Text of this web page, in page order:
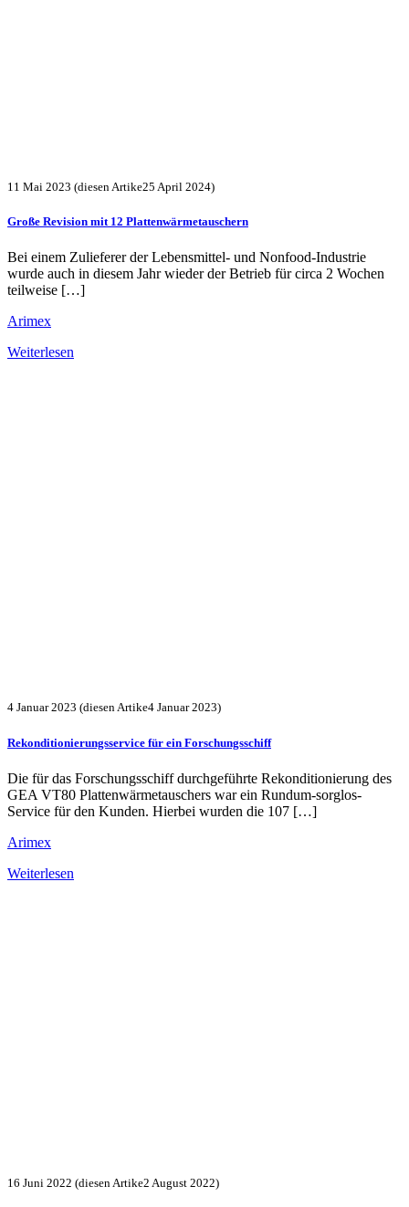
11 Mai 2023 (diesen Artike25 April 2024)
Große Revision mit 12 Plattenwärmetauschern
Bei einem Zulieferer der Lebensmittel- und Nonfood-Industrie
wurde auch in diesem Jahr wieder der Betrieb für circa 2 Wochen
teilweise […]
Arimex
Weiterlesen
4 Januar 2023 (diesen Artike4 Januar 2023)
Rekonditionierungsservice für ein Forschungsschiff
Die für das Forschungsschiff durchgeführte Rekonditionierung des
GEA VT80 Plattenwärmetauschers war ein Rundum-sorglos-
Service für den Kunden. Hierbei wurden die 107 […]
Arimex
Weiterlesen
16 Juni 2022 (diesen Artike2 August 2022)